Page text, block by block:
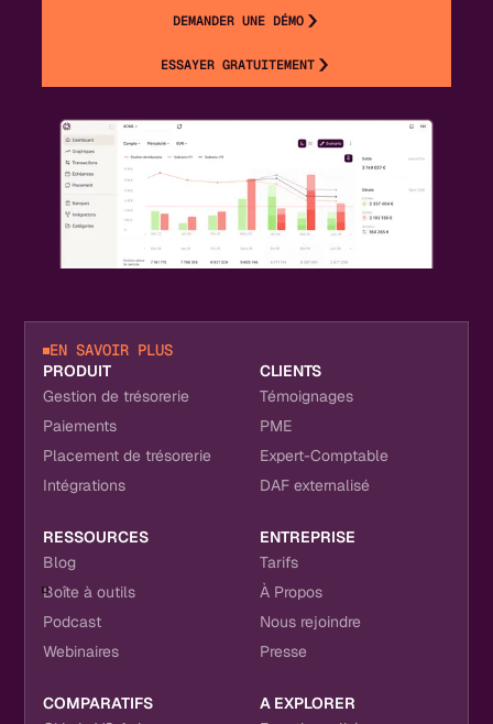
DEMANDER UNE DÉMO
ESSAYER GRATUITEMENT
EN SAVOIR PLUS
PRODUIT
Gestion de trésorerie
Paiements
Placement de trésorerie
Intégrations
CLIENTS
Témoignages
PME
Expert-Comptable
DAF externalisé
RESSOURCES
Blog
Boîte à outils
Podcast
Webinaires
ENTREPRISE
Tarifs
À Propos
Nous rejoindre
Presse
COMPARATIFS
A EXPLORER